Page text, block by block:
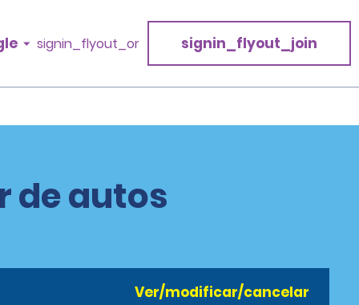
signin_flyout_or signin_flyout_join
de autos
Ver/modificar/cancelar